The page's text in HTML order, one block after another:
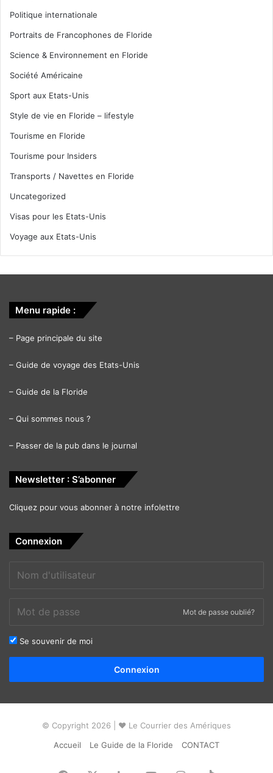
Politique internationale
Portraits de Francophones de Floride
Science & Environnement en Floride
Société Américaine
Sport aux Etats-Unis
Style de vie en Floride – lifestyle
Tourisme en Floride
Tourisme pour Insiders
Transports / Navettes en Floride
Uncategorized
Visas pour les Etats-Unis
Voyage aux Etats-Unis
Menu rapide :
– Page principale du site
– Guide de voyage des Etats-Unis
– Guide de la Floride
– Qui sommes nous ?
– Passer de la pub dans le journal
Newsletter : S’abonner
Cliquez pour vous abonner à notre infolettre
Connexion
Mot de passe oublié?
Se souvenir de moi
Connexion
© Copyright 2026 | ❤ Le Courrier des Amériques
Accueil
Le Guide de la Floride CONTACT